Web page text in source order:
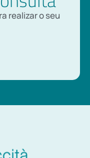
realizar o seu